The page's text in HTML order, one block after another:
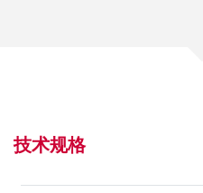
技术规格